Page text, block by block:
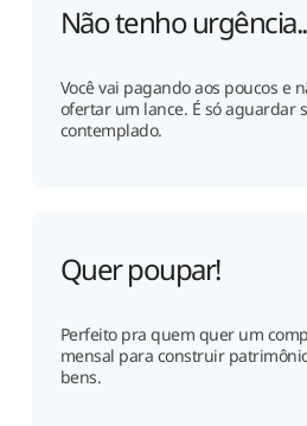
Não tenho
Você vai pagando aos poucos e
ofertar um lance. É só aguardar
contemplado.
Quer poupar!
Perfeito pra quem quer um
mensal para construir
bens.